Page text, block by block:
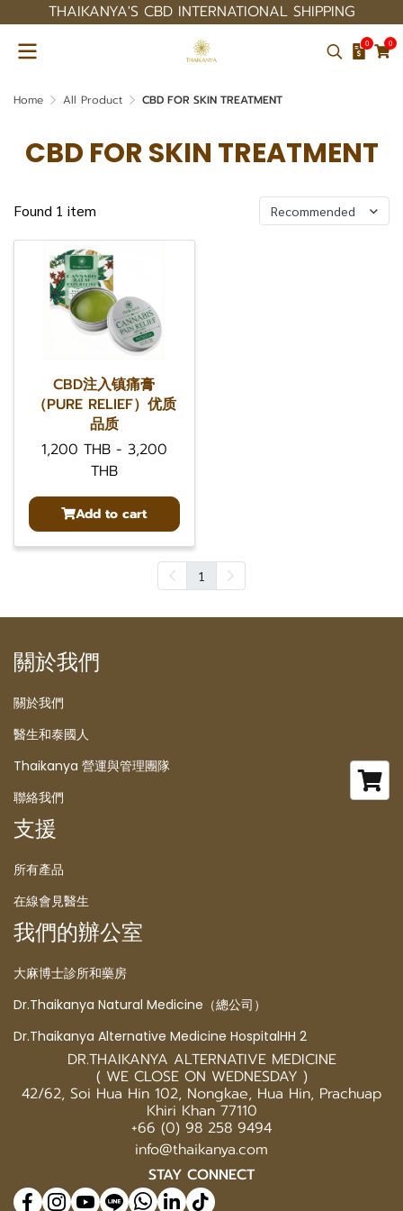
THAIKANYA'S CBD INTERNATIONAL SHIPPING
0 0
Home All Product CBD FOR SKIN TREATMENT
CBD FOR SKIN TREATMENT
Found 1 item Recommended
CBD注入镇痛膏
（PURE RELIEF）优质
品质
1,200 THB- 3,200
THB
Add to cart
1
關於我們
關於我們
醫生和泰國人
Thaikanya 營運與管理團隊
聯絡我們
支援
所有產品
在線會見醫生
我們的辦公室
大麻博士診所和藥房
Dr.Thaikanya Natural Medicine（總公司）
Dr.Thaikanya Alternative Medicine HospitalHH 2
DR.THAIKANYA ALTERNATIVE MEDICINE
( WE CLOSE ON WEDNESDAY )
42/62, Soi Hua Hin 102, Nongkae, Hua Hin, Prachuap
Khiri Khan 77110
+66 (0) 98 258 9494
info@thaikanya.com
STAY CONNECT